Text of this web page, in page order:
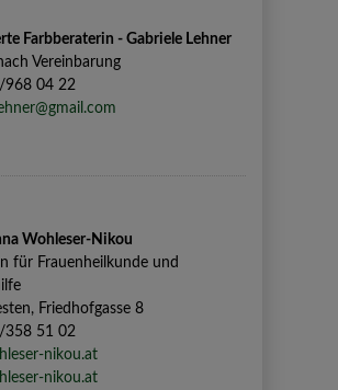
Farbberaterin - Gabriele Lehner
Vereinbarung
968 04 22
Wohleser-Nikou
für Frauenheilkunde und
Friedhofgasse 8
358 51 02
nikou.at
nikou.at